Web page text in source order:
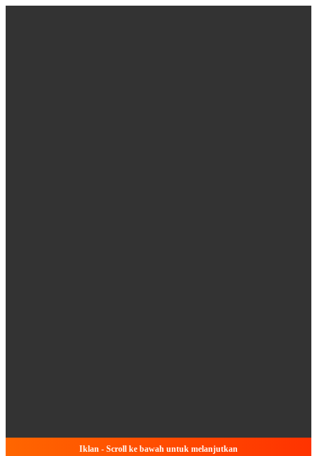
Iklan - Scroll ke bawah untuk melanjutkan